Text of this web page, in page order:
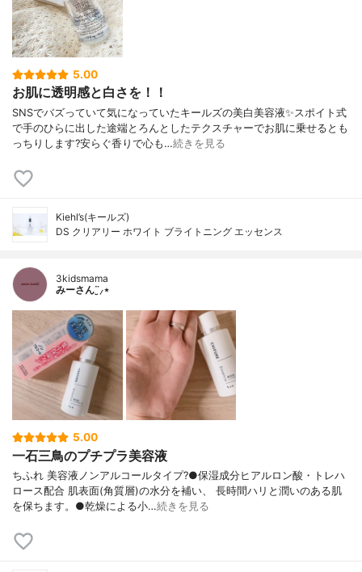
5.00
お肌に透明感と白さを！！
SNSでバズっていて気になっていたキールズの美白美容液✨スポイト式
で手のひらに出した途端とろんとしたテクスチャーでお肌に乗せるとも
っちりします?安らぐ香りで心も…続きを見る
Kiehl’s(キールズ)
DS クリアリー ホワイト ブライトニング エッセンス
3kidsmama
みーさん¨̮⸝⋆
5.00
一石三鳥のプチプラ美容液
ちふれ 美容液ノンアルコールタイプ?●保湿成分ヒアルロン酸・トレハ
ロース配合 肌表面(角質層)の水分を補い、 長時間ハリと潤いのある肌
を保ちます。●乾燥による小…続きを見る